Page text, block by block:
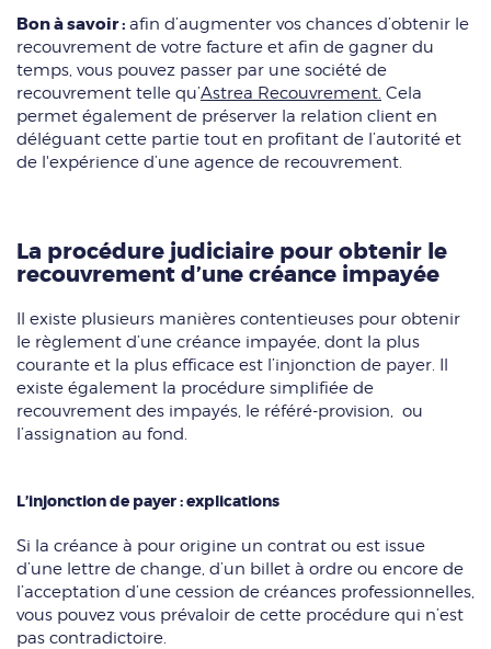
Bon à savoir : afin d’augmenter vos chances d’obtenir le
recouvrement de votre facture et afin de gagner du
temps, vous pouvez passer par une société de
recouvrement telle qu’Astrea Recouvrement. Cela
permet également de préserver la relation client en
déléguant cette partie tout en profitant de l’autorité et
de l'expérience d’une agence de recouvrement.
La procédure judiciaire pour obtenir le
recouvrement d’une créance impayée
Il existe plusieurs manières contentieuses pour obtenir
le règlement d’une créance impayée, dont la plus
courante et la plus efficace est l’injonction de payer. Il
existe également la procédure simplifiée de
recouvrement des impayés, le référé-provision, ou
l’assignation au fond.
L’injonction de payer : explications
Si la créance à pour origine un contrat ou est issue
d’une lettre de change, d’un billet à ordre ou encore de
l’acceptation d’une cession de créances professionnelles,
vous pouvez vous prévaloir de cette procédure qui n’est
pas contradictoire.